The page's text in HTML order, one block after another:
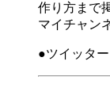
作り方まで
マイチャン
●ツイッタ